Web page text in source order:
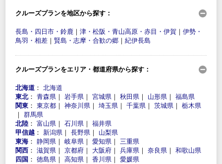
クルーズプランを地区から探す：
長島・四日市・鈴鹿 ｜ 津・松阪・青山高原・赤目・伊賀 ｜ 伊勢・
鳥羽・相差 ｜ 賢島・志摩・合歓の郷 ｜ 紀伊長島
クルーズプランをエリア・都道府県から探す：
北海道 ： 北海道
東北： 青森県 ｜ 岩手県 ｜ 宮城県 ｜ 秋田県 ｜ 山形県 ｜ 福島県
関東 ： 東京都 ｜ 神奈川県 ｜ 埼玉県 ｜ 千葉県 ｜ 茨城県 ｜ 栃木県
｜ 群馬県
北陸 ： 富山県 ｜ 石川県 ｜ 福井県
甲信越 ： 新潟県 ｜ 長野県 ｜ 山梨県
東海 ： 静岡県 ｜ 岐阜県 ｜ 愛知県 ｜ 三重県
関西 ： 滋賀県 ｜ 京都府 ｜ 大阪府 ｜ 兵庫県 ｜ 奈良県 ｜ 和歌山県
四国 ： 徳島県 ｜ 高知県 ｜ 香川県 ｜ 愛媛県